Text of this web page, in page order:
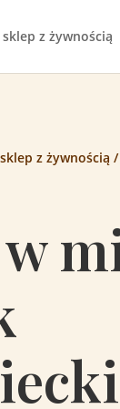
z żywnością
z żywnością /